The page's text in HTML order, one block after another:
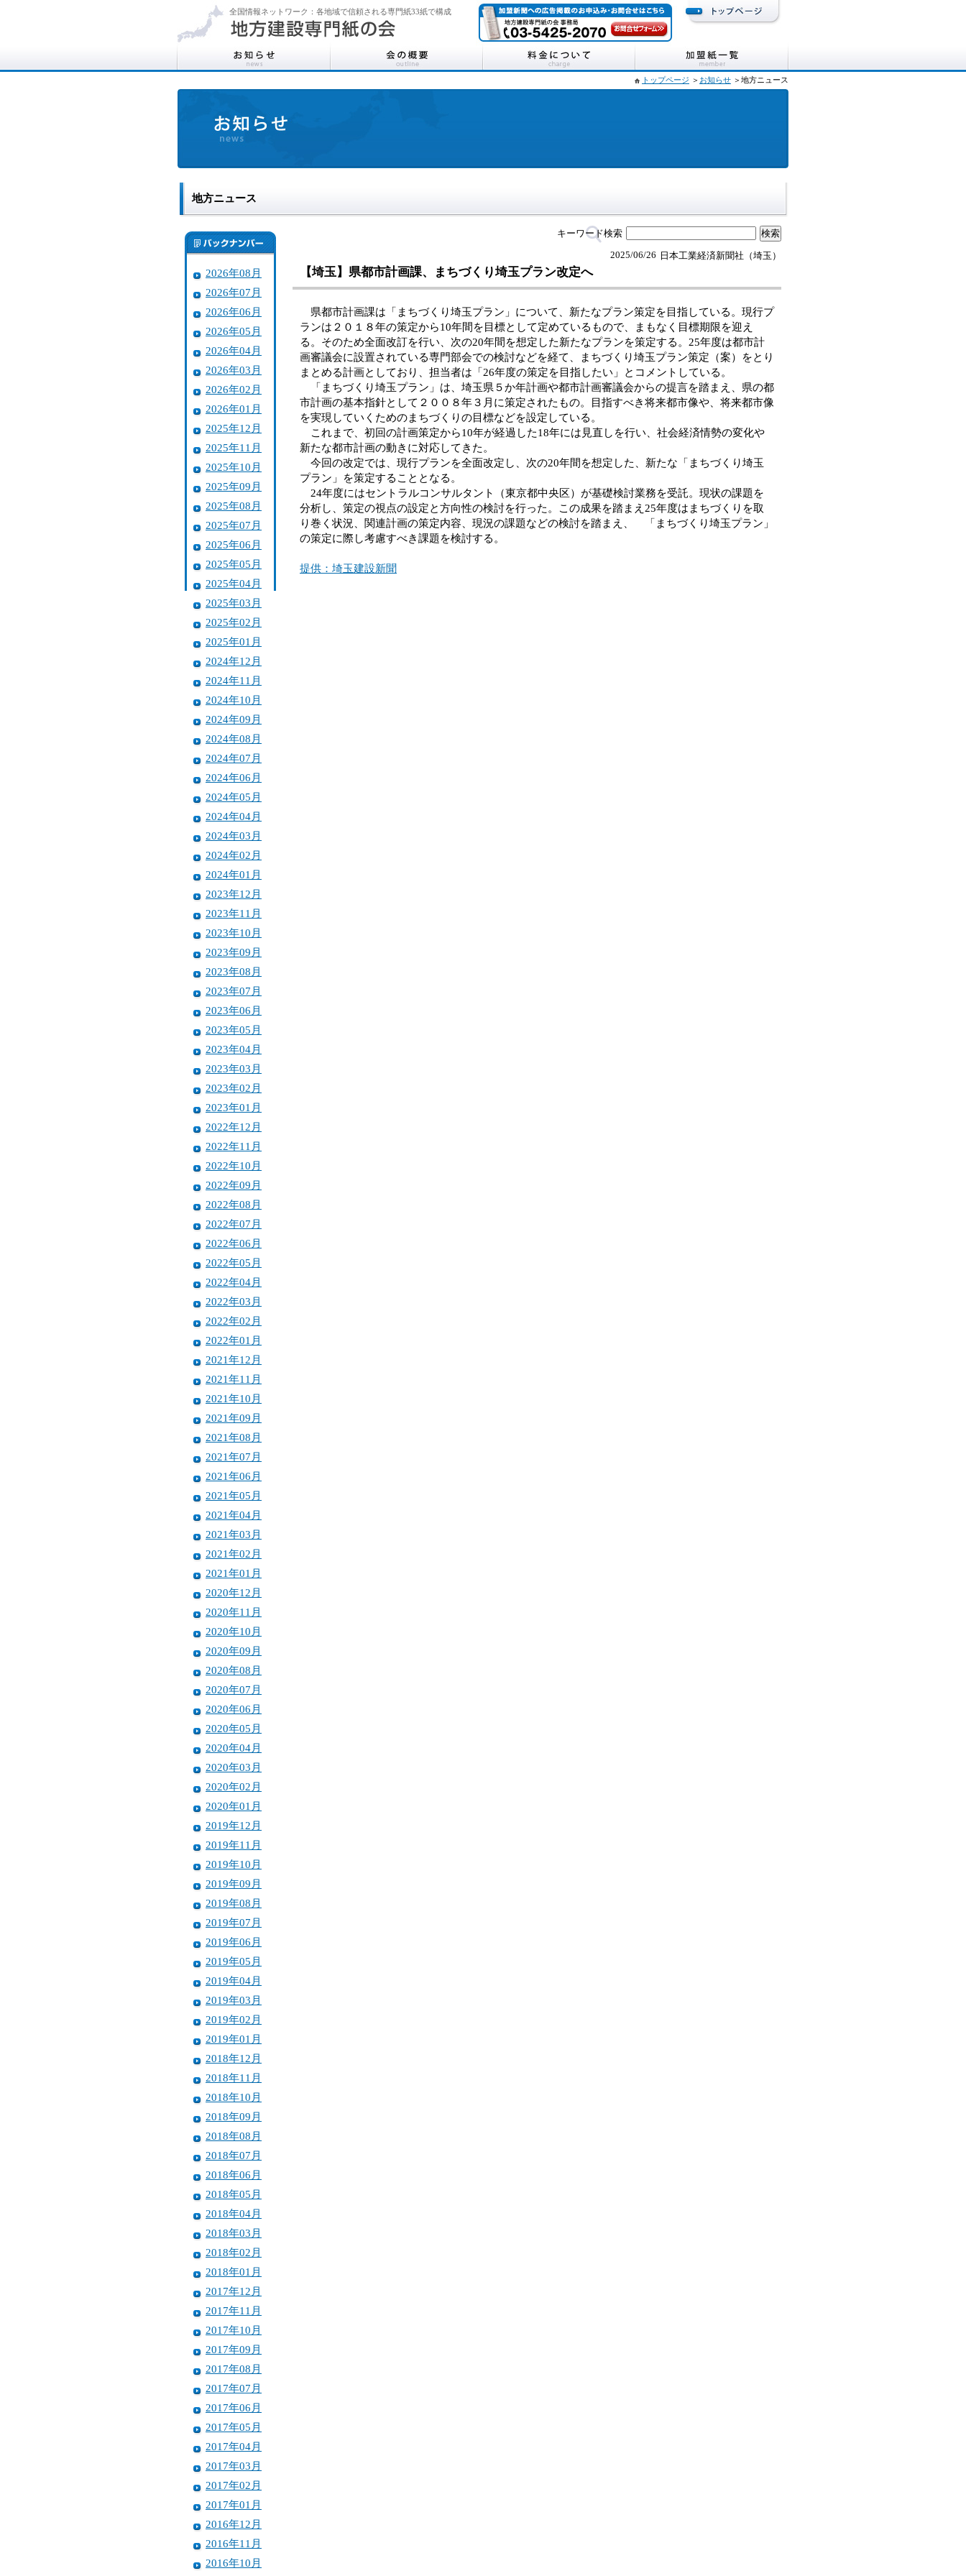
全国情報ネットワーク：各地域で信頼される専門紙33紙で構成
トップページ ＞ お知らせ ＞地方ニュース
地方ニュース
2026年08月
2026年07月
2026年06月
2026年05月
2026年04月
2026年03月
2026年02月
2026年01月
2025年12月
2025年11月
2025年10月
2025年09月
2025年08月
2025年07月
2025年06月
2025年05月
2025年04月
2025年03月
2025年02月
2025年01月
2024年12月
2024年11月
2024年10月
2024年09月
2024年08月
2024年07月
2024年06月
2024年05月
2024年04月
2024年03月
2024年02月
2024年01月
2023年12月
2023年11月
2023年10月
2023年09月
2023年08月
2023年07月
2023年06月
2023年05月
2023年04月
2023年03月
2023年02月
2023年01月
2022年12月
2022年11月
2022年10月
2022年09月
2022年08月
2022年07月
2022年06月
2022年05月
2022年04月
2022年03月
2022年02月
2022年01月
2021年12月
2021年11月
2021年10月
2021年09月
2021年08月
2021年07月
2021年06月
2021年05月
2021年04月
2021年03月
2021年02月
2021年01月
2020年12月
2020年11月
2020年10月
2020年09月
2020年08月
2020年07月
2020年06月
2020年05月
2020年04月
2020年03月
2020年02月
2020年01月
2019年12月
2019年11月
2019年10月
2019年09月
2019年08月
2019年07月
2019年06月
2019年05月
2019年04月
2019年03月
2019年02月
2019年01月
2018年12月
2018年11月
2018年10月
2018年09月
2018年08月
2018年07月
2018年06月
2018年05月
2018年04月
2018年03月
2018年02月
2018年01月
2017年12月
2017年11月
2017年10月
2017年09月
2017年08月
2017年07月
2017年06月
2017年05月
2017年04月
2017年03月
2017年02月
2017年01月
2016年12月
2016年11月
2016年10月
キーワード検索
日本工業経済新聞社（埼玉）
2025/06/26
【埼玉】県都市計画課、まちづくり埼玉プラン改定へ
県都市計画課は「まちづくり埼玉プラン」について、新たなプラン策定を目指している。現行プ
ランは２０１８年の策定から10年間を目標として定めているもので、まもなく目標期限を迎え
る。そのため全面改訂を行い、次の20年間を想定した新たなプランを策定する。25年度は都市計
画審議会に設置されている専門部会での検討などを経て、まちづくり埼玉プラン策定（案）をとり
まとめる計画としており、担当者は「26年度の策定を目指したい」とコメントしている。
「まちづくり埼玉プラン」は、埼玉県５か年計画や都市計画審議会からの提言を踏まえ、県の都
市計画の基本指針として２００８年３月に策定されたもの。目指すべき将来都市像や、将来都市像
を実現していくためのまちづくりの目標などを設定している。
これまで、初回の計画策定から10年が経過した18年には見直しを行い、社会経済情勢の変化や
新たな都市計画の動きに対応してきた。
今回の改定では、現行プランを全面改定し、次の20年間を想定した、新たな「まちづくり埼玉
プラン」を策定することとなる。
24年度にはセントラルコンサルタント（東京都中央区）が基礎検討業務を受託。現状の課題を
分析し、策定の視点の設定と方向性の検討を行った。この成果を踏まえ25年度はまちづくりを取
り巻く状況、関連計画の策定内容、現況の課題などの検討を踏まえ、 「まちづくり埼玉プラン」
の策定に際し考慮すべき課題を検討する。
提供：埼玉建設新聞